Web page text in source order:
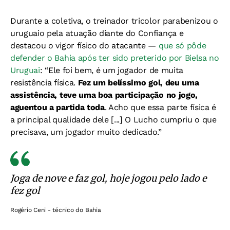
Durante a coletiva, o treinador tricolor parabenizou o
uruguaio pela atuação diante do Confiança e
destacou o vigor físico do atacante — que só pôde
defender o Bahia após ter sido preterido por Bielsa no
Uruguai:“Ele foi bem, é um jogador de muita
resistência física. Fez um belíssimo gol, deu uma
assistência, teve uma boa participação no jogo,
aguentou a partida toda. Acho que essa parte física é
a principal qualidade dele [...] O Lucho cumpriu o que
precisava, um jogador muito dedicado.”
Joga de nove e faz gol, hoje jogou pelo lado e
fez gol
Rogério Ceni - técnico do Bahia